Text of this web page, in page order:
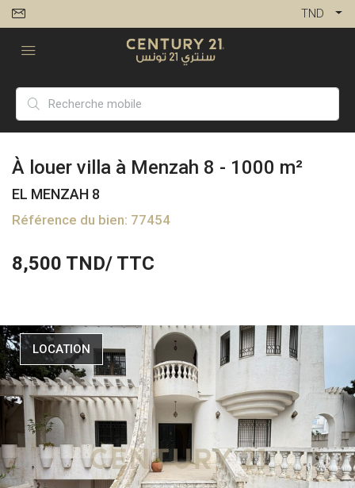
TND
À louer villa à Menzah 8 - 1000 m²
EL MENZAH 8
Référence du bien: 77454
8,500 TND/ TTC
LOCATION